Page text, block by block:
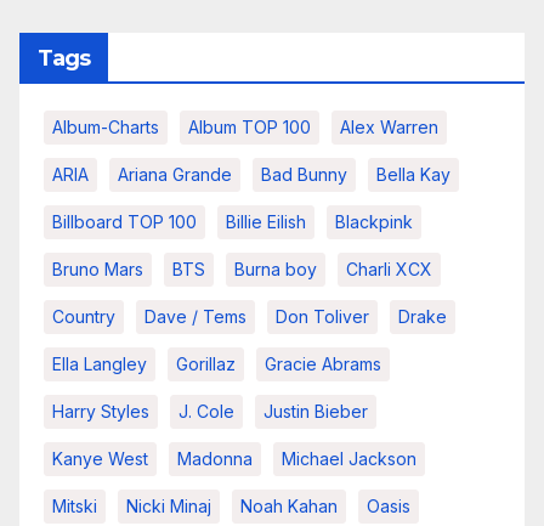
Tags
Album-Charts Album TOP 100 Alex Warren
ARIA Ariana Grande Bad Bunny Bella Kay
Billboard TOP 100 Billie Eilish Blackpink
Bruno Mars BTS Burna boy Charli XCX
Country Dave / Tems Don Toliver Drake
Ella Langley Gorillaz Gracie Abrams
Harry Styles J. Cole Justin Bieber
Kanye West Madonna Michael Jackson
Mitski Nicki Minaj Noah Kahan Oasis